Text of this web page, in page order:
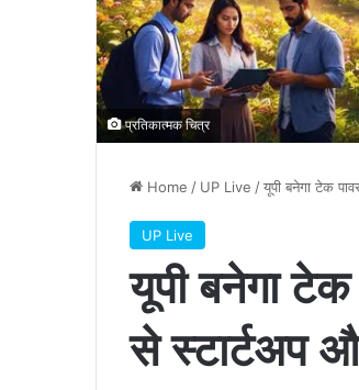
प्रतिकात्मक चित्र
Home / UP Live /यूपी बनेगा टेक
UP Live
यूपी बनेगा
से स्टार्टअप